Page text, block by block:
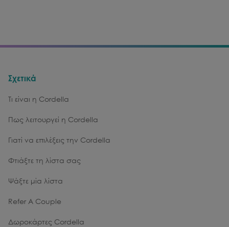
Σχετικά
Τι είναι η Cordella
Πως λειτουργεί η Cordella
Γιατί να επιλέξεις την Cordella
Φτιάξτε τη λίστα σας
Ψάξτε μία λίστα
Refer A Couple
Δωροκάρτες Cordella